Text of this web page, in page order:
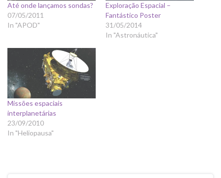
Até onde lançamos sondas?
07/05/2011
In "APOD"
Exploração Espacial –
Fantástico Poster
31/05/2014
In "Astronáutica"
Missões espaciais
interplanetárias
23/09/2010
In "Heliopausa"